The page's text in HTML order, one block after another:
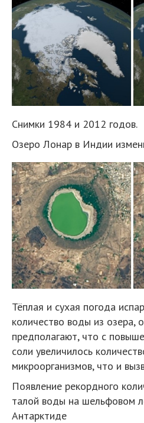
Снимки 1984 и 2012 годов.
Озеро Лонар в Индии
Тёплая и сухая погода
количество воды из озера,
предполагают, что с
соли увеличилось
микроорганизмов, что и
Появление рекордного
талой воды на шельфовом
Антарктиде